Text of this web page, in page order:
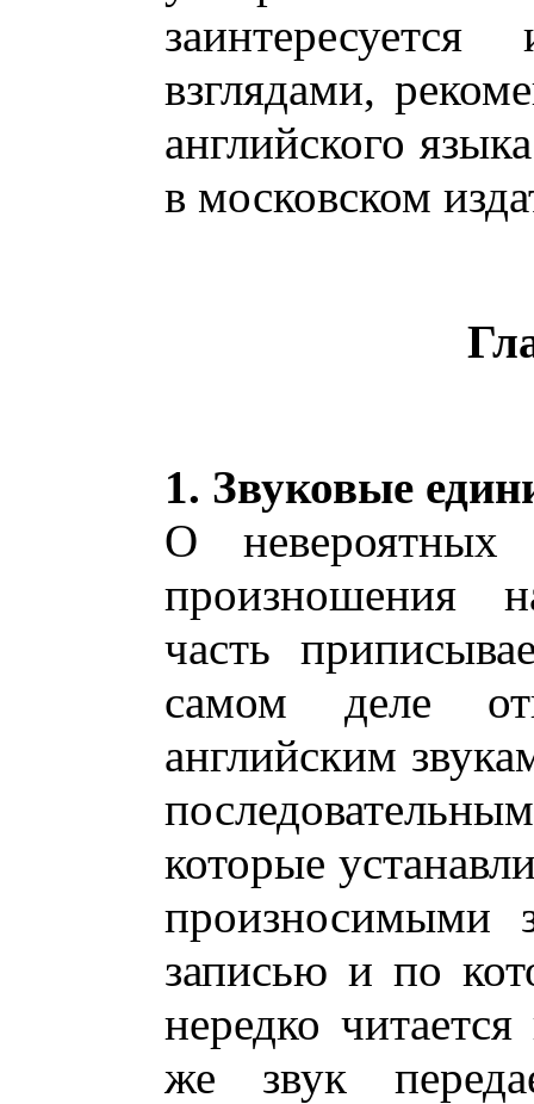
взглядами,
английского
в московском
1. Звуковые
О невероятных
произношения
часть
самом деле
английским
которые
произносимыми
записью и по
нередко
же звук